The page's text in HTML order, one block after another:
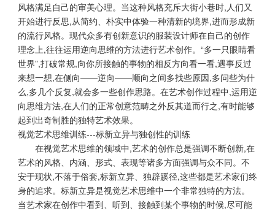
风格满足自己的审美心理。当这种风格充斥大街小巷时,人们又
开始进行反思,从简约、朴实中体验一种清新的境界,进而形成新
的流行风格。现代众多有创新意识的服装设计师在自己的创作
理念上,往往运用逆向思维的方法进行艺术创作。“多一只眼睛看
世界”,打破常规,向你所接触的事物的相反方向看一看,遇事反过
来想一想,在侧向——逆向——顺向之间多找些原因,多问些为什
么,多几个反复,就会多一些创作思路。在艺术创作过程中,运用逆
向思维方法,在人们的正常创意范畴之外反其道而行之,有时能够
起到出奇制胜的独特艺术效果。
视觉艺术思维训练---标新立异与独创性的训练
在视觉艺术思维的领域中,艺术的创作总是强调不断创新,在
艺术的风格、内涵、形式、表现等诸多方面强调与众不同。不
安于现状,不落于俗套,标新立异、独辟蹊径,这些都是艺术家们终
身的追求。标新立异是视觉艺术思维中一个非常独特的方法。
当艺术家在创作中看到、听到、接触到某个事物的时候,尽可能